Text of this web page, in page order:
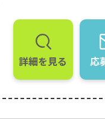
詳細を見る 応